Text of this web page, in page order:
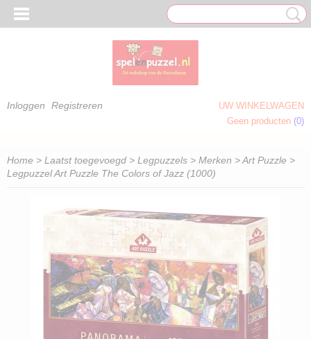
Inloggen Registreren
UW WINKELWAGEN
Geen producten (0)
Home > Laatst toegevoegd > Legpuzzels > Merken >Art Puzzle >
Legpuzzel Art Puzzle The Colors of Jazz (1000)